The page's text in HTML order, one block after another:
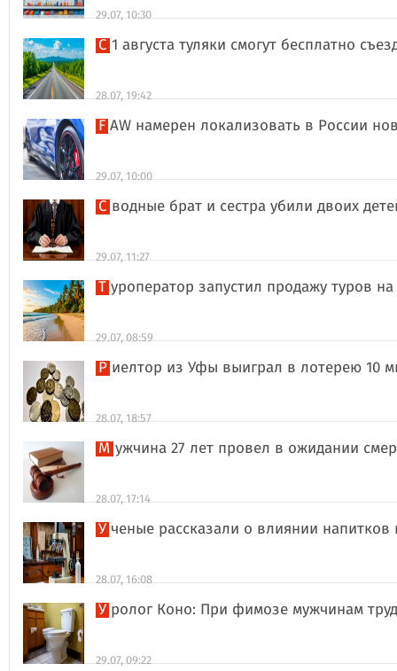
29.07, 10:30
С 1 августа туляки смогут бесплатно
28.07, 19:42
FAW намерен локализовать в России
29.07, 10:00
Сводные брат и сестра убили двоих
29.07, 11:27
Туроператор запустил продажу туров
29.07, 08:59
Риелтор из Уфы выиграл в лотерею 10
28.07, 18:57
Мужчина 27 лет провел в ожидании
28.07, 17:14
Ученые рассказали о влиянии
28.07, 16:08
Уролог Коно: При фимозе мужчинам
29.07, 09:22